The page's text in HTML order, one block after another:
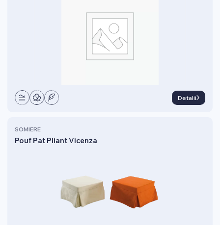
Detalii
SOMIERE
Pouf Pat Pliant Vicenza